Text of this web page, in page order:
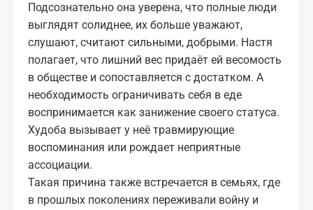
Подсознательно она уверена, что полные люди
выглядят солиднее, их больше уважают,
слушают, считают сильными, добрыми. Настя
полагает, что лишний вес придаёт ей весомость
в обществе и сопоставляется с достатком. А
необходимость ограничивать себя в еде
воспринимается как занижение своего статуса.
Худоба вызывает у неё травмирующие
воспоминания или рождает неприятные
ассоциации.
Такая причина также встречается в семьях, где
в прошлых поколениях переживали войну и